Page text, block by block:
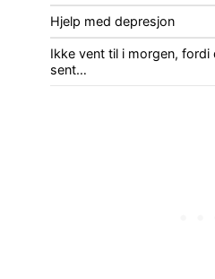
Hjelp med depresjon
Ikke vent til i morgen,
sent…